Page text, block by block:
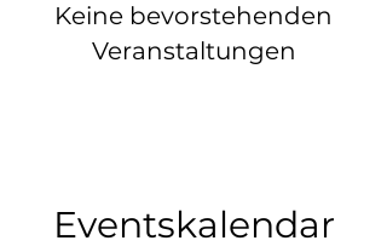
Keine bevorstehenden
Veranstaltungen
Eventskalendar